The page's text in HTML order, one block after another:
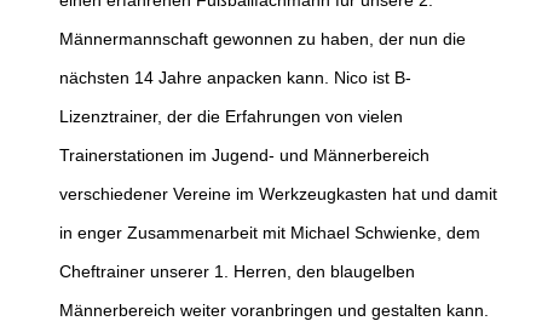
Männermannschaft gewonnen zu haben, der nun die
nächsten 14 Jahre anpacken kann. Nico ist B-
Lizenztrainer, der die Erfahrungen von vielen
Trainerstationen im Jugend- und Männerbereich
verschiedener Vereine im Werkzeugkasten hat und damit
in enger Zusammenarbeit mit Michael Schwienke, dem
Cheftrainer unserer 1. Herren, den blaugelben
Männerbereich weiter voranbringen und gestalten kann.